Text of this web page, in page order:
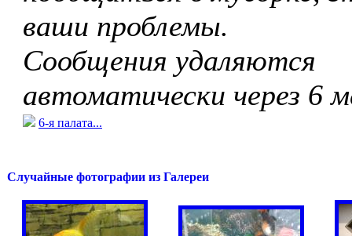
ваши проблемы.
Сообщения удаляются
автоматически через 6
6-я палата...
Случайные фотографии из Галереи